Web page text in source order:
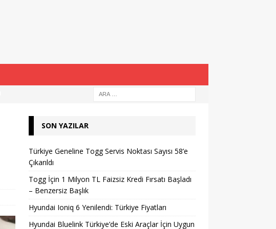
SON YAZILAR
Türkiye Geneline Togg Servis Noktası Sayısı 58’e
Çıkarıldı
Togg İçin 1 Milyon TL Faizsiz Kredi Fırsatı Başladı
– Benzersiz Başlık
Hyundai Ioniq 6 Yenilendi: Türkiye Fiyatları
Hyundai Bluelink Türkiye’de Eski Araçlar İçin Uygun